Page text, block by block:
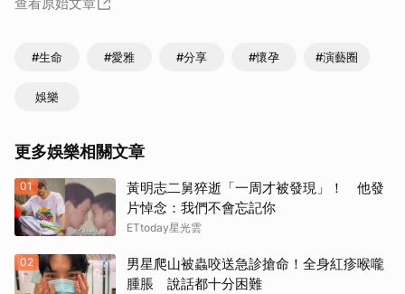
#生命 #愛雅 #分享 #懷孕 #演藝圈
娛樂
更多娛樂相關文章
01
黃明志二舅猝逝「一周才被發現」！ 他發
片悼念：我們不會忘記你
ETtoday星光雲
02
男星爬山被蟲咬送急診搶命！全身紅疹喉嚨
腫脹 說話都十分困難